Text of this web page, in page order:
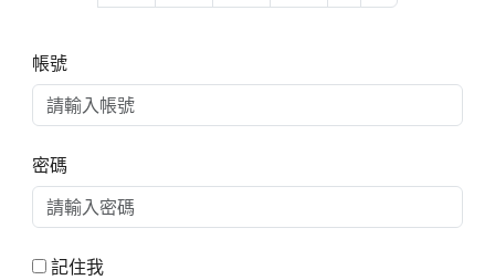
帳號
密碼
記住我